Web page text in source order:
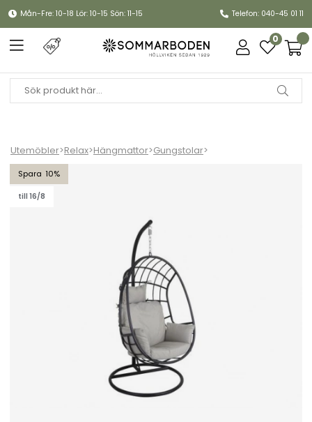
Mån-Fre: 10-18 Lör: 10-15 Sön: 11-15 Telefon: 040-45 01 11
0
Utemöbler>Relax>Hängmattor>Gungstolar>
10
till 16/8
Palo hänggunga - svart/grå dyna